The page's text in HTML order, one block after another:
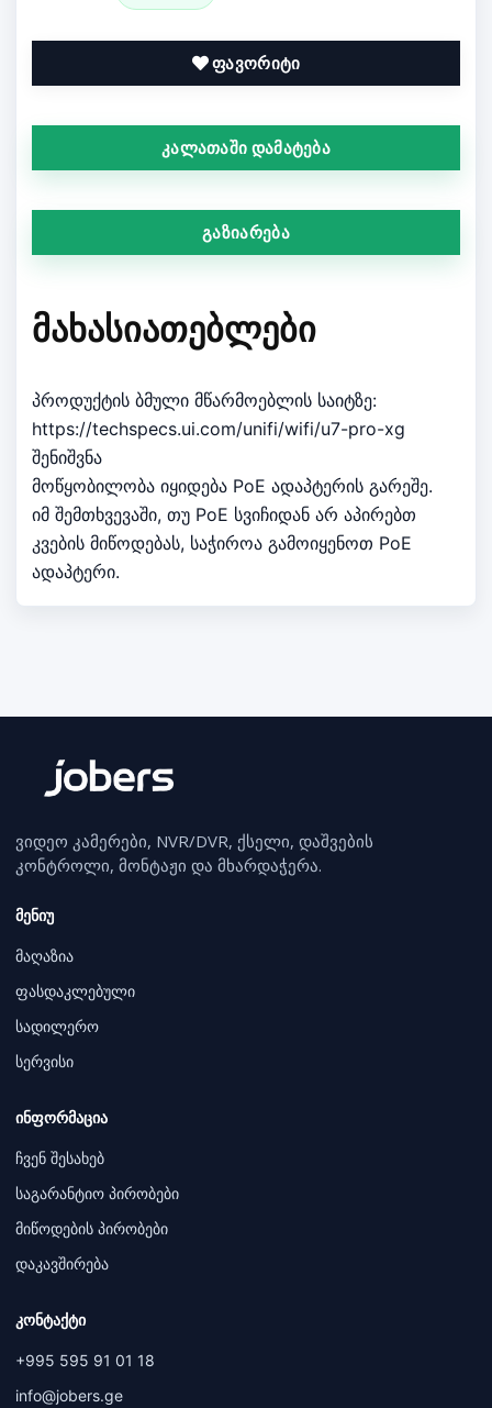
ფავორიტი
კალათაში დამატება
გაზიარება
ᲛᲐᲮᲐᲡᲘᲐᲗᲔᲑᲚᲔᲑᲘ
პროდუქტის ბმული მწარმოებლის საიტზე:
https://techspecs.ui.com/unifi/wifi/u7-pro-xg
შენიშვნა
მოწყობილობა იყიდება PoE ადაპტერის გარეშე.
იმ შემთხვევაში, თუ PoE სვიჩიდან არ აპირებთ
კვების მიწოდებას, საჭიროა გამოიყენოთ PoE
ადაპტერი.
ვიდეო კამერები, NVR/DVR, ქსელი, დაშვების
კონტროლი, მონტაჟი და მხარდაჭერა.
მენიუ
მაღაზია
ფასდაკლებული
სადილერო
სერვისი
ინფორმაცია
ჩვენ შესახებ
საგარანტიო პირობები
მიწოდების პირობები
დაკავშირება
კონტაქტი
+995 595 91 01 18
info@jobers.ge